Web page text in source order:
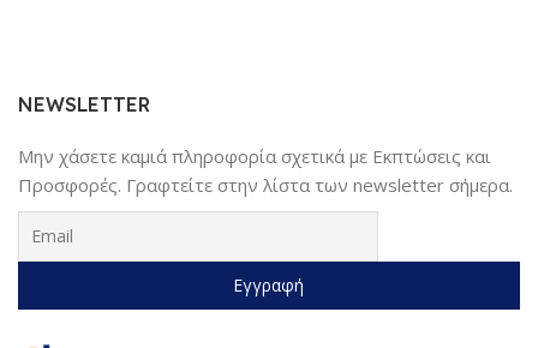
NEWSLETTER
Μην χάσετε καμιά πληροφορία σχετικά με Εκπτώσεις και
Προσφορές. Γραφτείτε στην λίστα των newsletter σήμερα.